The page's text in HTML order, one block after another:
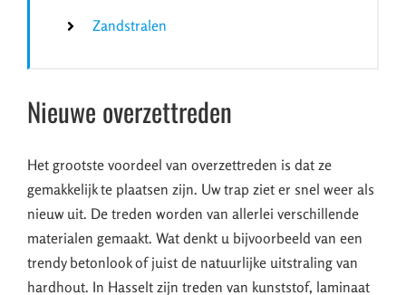
Zandstralen
Nieuwe overzettreden
Het grootste voordeel van overzettreden is dat ze
gemakkelijk te plaatsen zijn. Uw trap ziet er snel weer als
nieuw uit. De treden worden van allerlei verschillende
materialen gemaakt. Wat denkt u bijvoorbeeld van een
trendy betonlook of juist de natuurlijke uitstraling van
hardhout. In Hasselt zijn treden van kunststof, laminaat